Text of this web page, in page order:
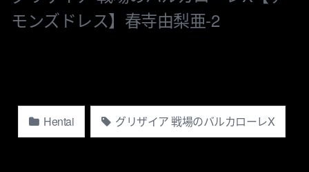
モンズドレス】春寺由梨亜-2
Hentai グリザイア 戦場のバルカローレX